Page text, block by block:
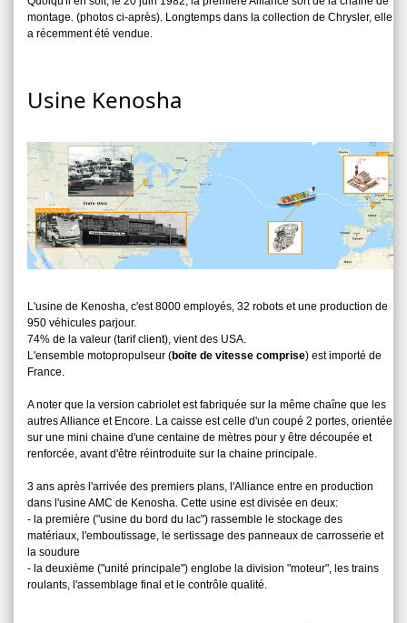
montage. (photos ci-après). Longtemps dans la collection de Chrysler, elle
a récemment été vendue.
Usine Kenosha
L'usine de Kenosha, c'est 8000 employés, 32 robots et une production de
950 véhicules parjour.
74% de la valeur (tarif client), vient des USA.
L'ensemble motopropulseur (boite de vitesse comprise) est importé de
France.
A noter que la version cabriolet est fabriquée sur la même chaîne que les
autres Alliance et Encore. La caisse est celle d'un coupé 2 portes, orientée
sur une mini chaine d'une centaine de mètres pour y être découpée et
renforcée, avant d'être réintroduite sur la chaine principale.
3 ans après l'arrivée des premiers plans, l'Alliance entre en production
dans l'usine AMC de Kenosha. Cette usine est divisée en deux:
- la première ("usine du bord du lac") rassemble le stockage des
matériaux, l'emboutissage, le sertissage des panneaux de carrosserie et
la soudure
- la deuxième ("unité principale") englobe la division "moteur", les trains
roulants, l'assemblage final et le contrôle qualité.